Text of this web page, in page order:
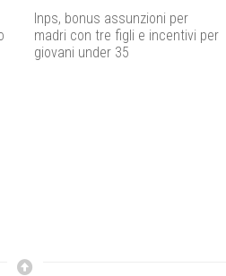
Inps, bonus assunzioni per
madri con tre figli e incentivi per
giovani under 35